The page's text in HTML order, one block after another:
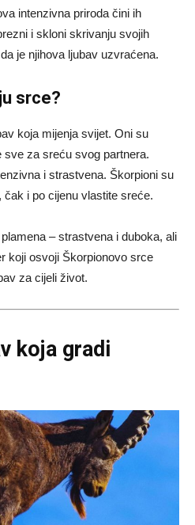
intenzivna priroda čini ih
i skloni skrivanju svojih
je njihova ljubav uzvraćena.
srce?
koja mijenja svijet. Oni su
sve za sreću svog partnera.
i strastvena. Škorpioni su
i po cijenu vlastite sreće.
– strastvena i duboka, ali
koji osvoji Škorpionovo srce
za cijeli život.
koja gradi